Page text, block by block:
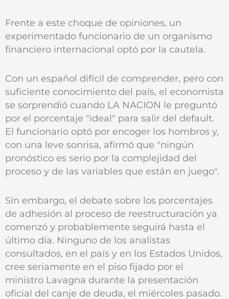
Frente a este choque de opiniones, un
experimentado funcionario de un organismo
financiero internacional optó por la cautela.
Con un español difícil de comprender, pero con
suficiente conocimiento del país, el economista
se sorprendió cuando LA NACION le preguntó
por el porcentaje "ideal" para salir del default.
El funcionario optó por encoger los hombros y,
con una leve sonrisa, afirmó que "ningún
pronóstico es serio por la complejidad del
proceso y de las variables que están en juego".
Sin embargo, el debate sobre los porcentajes
de adhesión al proceso de reestructuración ya
comenzó y probablemente seguirá hasta el
último día. Ninguno de los analistas
consultados, en el país y en los Estados Unidos,
cree seriamente en el piso fijado por el
ministro Lavagna durante la presentación
oficial del canje de deuda, el miércoles pasado.